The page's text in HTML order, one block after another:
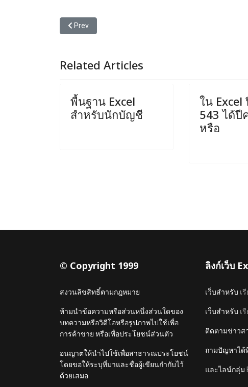
Previous article: Circular คำเตือนที่บอกว่า แฟ้มนั้นหมดควา
Prev
Related Articles
พื้นฐาน Excel
สำหรับนักบัญชี
ใน Excel
543 ได้ปี
หรือ
© Copyright 1999
สงวนลิขสิทธิ์ตามกฎหมาย
ห้ามนำข้อความหรือส่วนหนึ่งส่วนใดของ
บทความหรือวิดีโอหรือรูปภาพไปใช้เพื่อ
การค้าขาย หรือเพื่อประโยชน์ส่วนตัว
อนญาตให้นำไปใช้เพื่อสาธารณประโยชน์
โดยขอให้ระบุที่มาและชื่อผู้เขียนกำกับไว้
ด้วยเสมอ
ลิงก์เว็บ
เว็บสำหรับ เ
เว็บสำหรับ เ
ติดตามข่าวส
ถามปัญหาได้
และไลน์กลุ่ม